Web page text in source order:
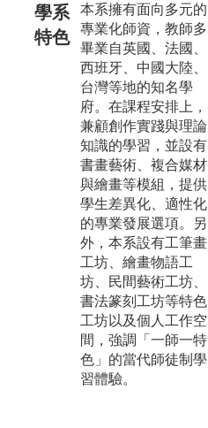
學系
特色
本系擁有面向多元的
專業化師資，教師多
畢業自英國、法國、
西班牙、中國大陸、
台灣等地的知名學
府。在課程安排上，
兼顧創作實踐與理論
知識的學習，並設有
書畫藝術、複合媒材
與繪畫等模組，提供
學生差異化、適性化
的專業發展選項。另
外，本系設有工筆畫
工坊、繪畫物語工
坊、民間藝術工坊、
書法篆刻工坊等特色
工坊以及個人工作空
間，強調「一師一特
色」的當代師徒制學
習體驗。